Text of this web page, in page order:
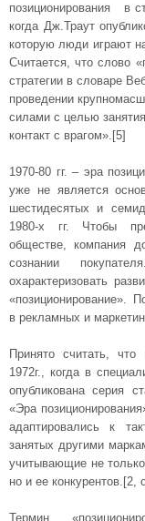
позиционирования в
когда Дж.Траут
которую люди играют
Считается, что слово
стратегии в словаре
проведении
силами с целью
контакт с врагом».[5]
1970-80 гг. – эра
уже не является
шестидесятых и
1980-х гг. Чтобы
обществе, компания
сознании
охарактеризовать
«позиционирование».
в рекламных и
Принято считать, что
1972г., когда в
опубликована серия
«Эра
адаптировались к
занятых другими
учитывающие не
но и ее конкурентов.[2,
Термин